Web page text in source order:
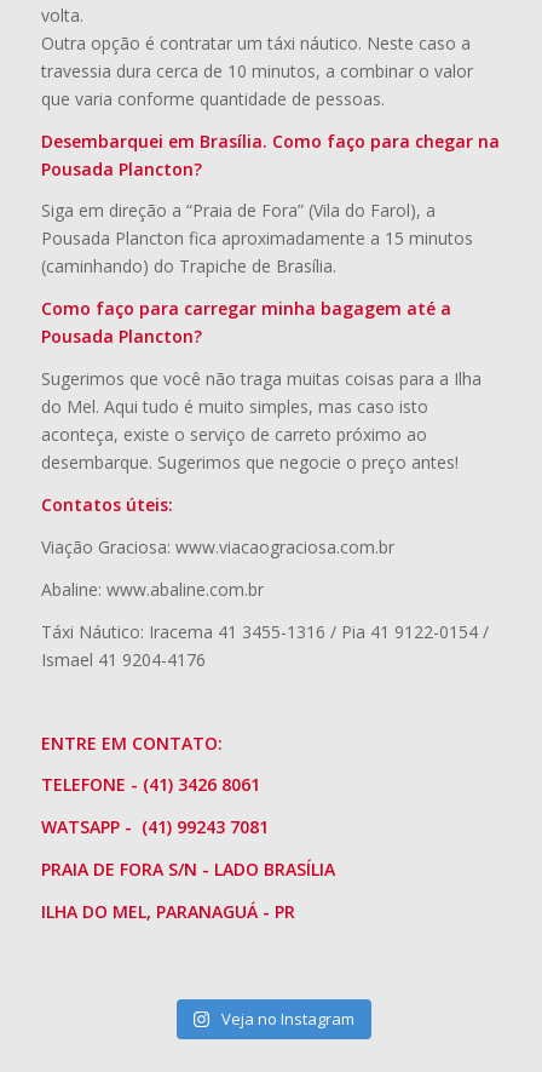
volta.
Outra opção é contratar um táxi náutico. Neste caso a
travessia dura cerca de 10 minutos, a combinar o valor
que varia conforme quantidade de pessoas.
Desembarquei em Brasília. Como faço para chegar na
Pousada Plancton?
Siga em direção a “Praia de Fora” (Vila do Farol), a
Pousada Plancton fica aproximadamente a 15 minutos
(caminhando) do Trapiche de Brasília.
Como faço para carregar minha bagagem até a
Pousada Plancton?
Sugerimos que você não traga muitas coisas para a Ilha
do Mel. Aqui tudo é muito simples, mas caso isto
aconteça, existe o serviço de carreto próximo ao
desembarque. Sugerimos que negocie o preço antes!
Contatos úteis:
Viação Graciosa: www.viacaograciosa.com.br
Abaline: www.abaline.com.br
Táxi Náutico: Iracema 41 3455-1316 / Pia 41 9122-0154 /
Ismael 41 9204-4176
ENTRE EM CONTATO:
TELEFONE - (41) 3426 8061
WATSAPP - (41) 99243 7081
PRAIA DE FORA S/N - LADO BRASÍLIA
ILHA DO MEL, PARANAGUÁ - PR
Veja no Instagram